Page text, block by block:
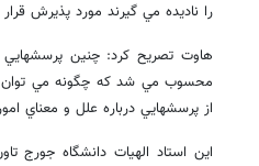
را ناديده مي گيرند مورد پذيرش
هاوت تصريح كرد: چنين پرسشهايي
محسوب مي شد كه چگونه مي توان
از پرسشهايي درباره علل و معناي
اين استاد الهيات دانشگاه